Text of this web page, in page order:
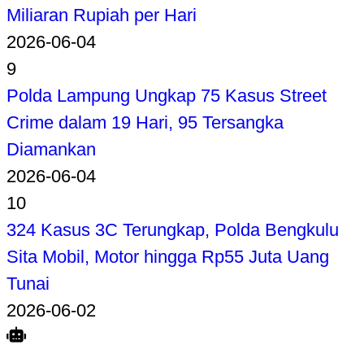
Miliaran Rupiah per Hari
2026-06-04
9
Polda Lampung Ungkap 75 Kasus Street
Crime dalam 19 Hari, 95 Tersangka
Diamankan
2026-06-04
10
324 Kasus 3C Terungkap, Polda Bengkulu
Sita Mobil, Motor hingga Rp55 Juta Uang
Tunai
2026-06-02